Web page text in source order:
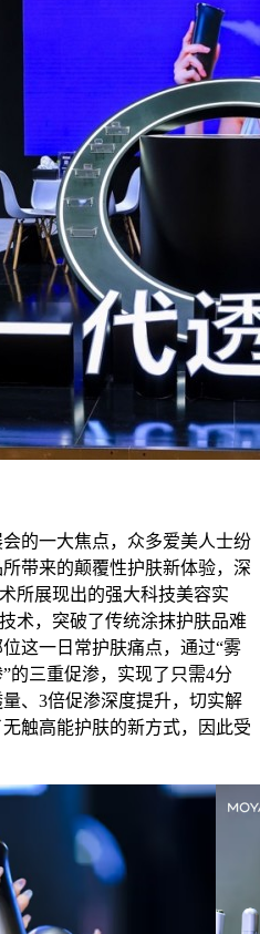
的一大焦点，众多爱美人士纷
带来的颠覆性护肤新体验，深
所展现出的强大科技美容实
术，突破了传统涂抹护肤品难
这一日常护肤痛点，通过“雾
的三重促渗，实现了只需4分
、3倍促渗深度提升，切实解
触高能护肤的新方式，因此受